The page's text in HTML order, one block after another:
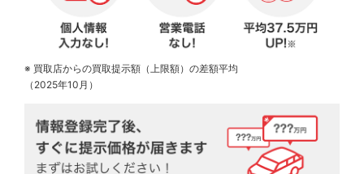
※ 買取店からの買取提示額（上限額）の差額平均
（2025年10月）